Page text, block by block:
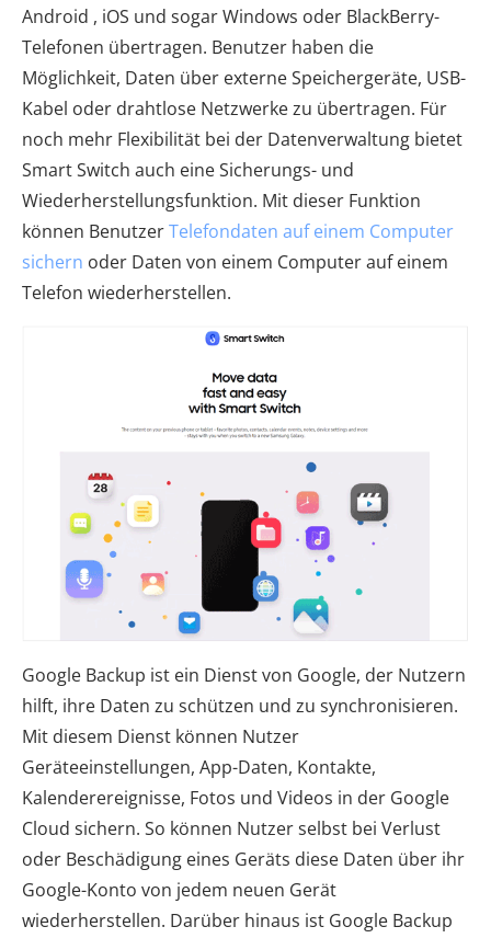
Android , iOS und sogar Windows oder BlackBerry-
Telefonen übertragen. Benutzer haben die
Möglichkeit, Daten über externe Speichergeräte, USB-
Kabel oder drahtlose Netzwerke zu übertragen. Für
noch mehr Flexibilität bei der Datenverwaltung bietet
Smart Switch auch eine Sicherungs- und
Wiederherstellungsfunktion. Mit dieser Funktion
können BenutzerTelefondaten auf einem Computer
sichern oder Daten von einem Computer auf einem
Telefon wiederherstellen.
Google Backup ist ein Dienst von Google, der Nutzern
hilft, ihre Daten zu schützen und zu synchronisieren.
Mit diesem Dienst können Nutzer
Geräteeinstellungen, App-Daten, Kontakte,
Kalenderereignisse, Fotos und Videos in der Google
Cloud sichern. So können Nutzer selbst bei Verlust
oder Beschädigung eines Geräts diese Daten über ihr
Google-Konto von jedem neuen Gerät
wiederherstellen. Darüber hinaus ist Google Backup